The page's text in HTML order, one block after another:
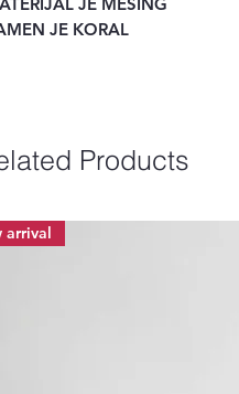
JE KORAL
Products
arrival